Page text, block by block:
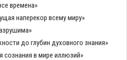
времена»
наперекор всему миру»
до глубин духовного знания»
сознания в мире иллюзий»